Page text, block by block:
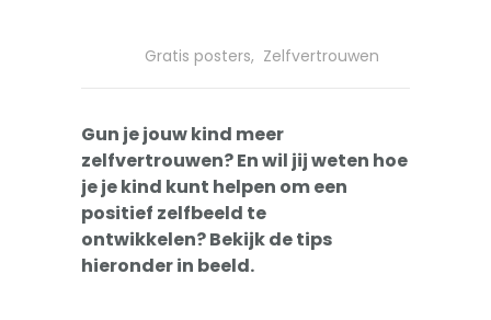
-- Pesten
-- Boos kind
-- Verlegen kind
-- Weinig vrienden
Gratis posters, Zelfvertrouwen
Gun je jouw kind meer
zelfvertrouwen? En wil jij weten hoe
je je kind kunt helpen om een
positief zelfbeeld te
ontwikkelen? Bekijk de tips
hieronder in beeld.